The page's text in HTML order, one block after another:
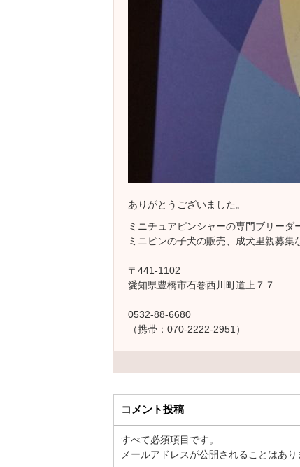
ありがとうございました。
ミニチュアピンシャーの専門ブリーダ
ミニピンの子犬の販売、成犬里親募集
〒441-1102
愛知県豊橋市石巻西川町道上７７
0532-88-6680
（携帯：070-2222-2951）
コメント投稿
すべて必須項目です。
メールアドレスが公開されることはあり